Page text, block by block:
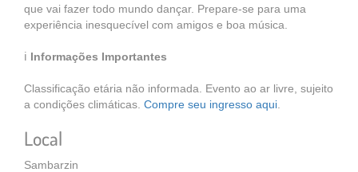
que vai fazer todo mundo dançar. Prepare-se para uma
experiência inesquecível com amigos e boa música.
ℹ️ Informações Importantes
Classificação etária não informada. Evento ao ar livre, sujeito
a condições climáticas. Compre seu ingresso aqui
Local
Sambarzin